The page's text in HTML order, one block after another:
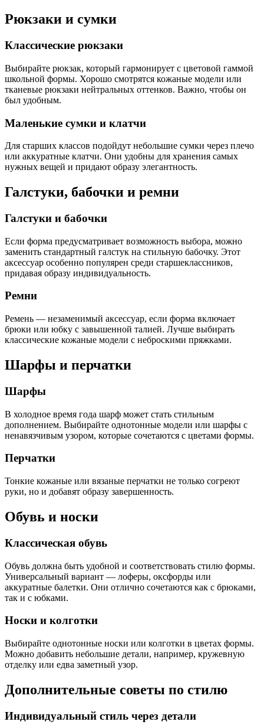
Рюкзаки и сумки
Классические рюкзаки
Выбирайте рюкзак, который гармонирует с цветовой гаммой
школьной формы. Хорошо смотрятся кожаные модели или
тканевые рюкзаки нейтральных оттенков. Важно, чтобы он
был удобным.
Маленькие сумки и клатчи
Для старших классов подойдут небольшие сумки через плечо
или аккуратные клатчи. Они удобны для хранения самых
нужных вещей и придают образу элегантность.
Галстуки, бабочки и ремни
Галстуки и бабочки
Если форма предусматривает возможность выбора, можно
заменить стандартный галстук на стильную бабочку. Этот
аксессуар особенно популярен среди старшеклассников,
придавая образу индивидуальность.
Ремни
Ремень — незаменимый аксессуар, если форма включает
брюки или юбку с завышенной талией. Лучше выбирать
классические кожаные модели с неброскими пряжками.
Шарфы и перчатки
Шарфы
В холодное время года шарф может стать стильным
дополнением. Выбирайте однотонные модели или шарфы с
ненавязчивым узором, которые сочетаются с цветами формы.
Перчатки
Тонкие кожаные или вязаные перчатки не только согреют
руки, но и добавят образу завершенность.
Обувь и носки
Классическая обувь
Обувь должна быть удобной и соответствовать стилю формы.
Универсальный вариант — лоферы, оксфорды или
аккуратные балетки. Они отлично сочетаются как с брюками,
так и с юбками.
Носки и колготки
Выбирайте однотонные носки или колготки в цветах формы.
Можно добавить небольшие детали, например, кружевную
отделку или едва заметный узор.
Дополнительные советы по стилю
Индивидуальный стиль через детали